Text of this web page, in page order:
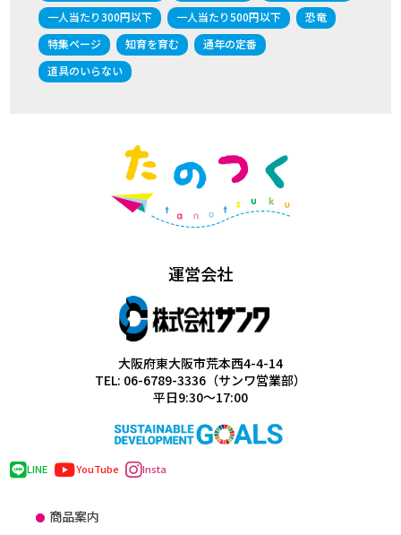
一人当たり300円以下
一人当たり500円以下
恐竜
特集ページ
知育を育む
通年の定番
道具のいらない
運営会社
大阪府東大阪市荒本西4-4-14
TEL: 06-6789-3336（サンワ営業部）
平日9:30～17:00
LINE YouTube Insta
商品案内